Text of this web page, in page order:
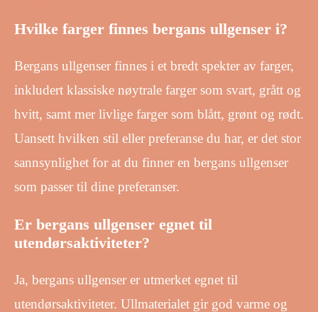
Hvilke farger finnes bergans ullgenser i?
Bergans ullgenser finnes i et bredt spekter av farger,
inkludert klassiske nøytrale farger som svart, grått og
hvitt, samt mer livlige farger som blått, grønt og rødt.
Uansett hvilken stil eller preferanse du har, er det stor
sannsynlighet for at du finner en bergans ullgenser
som passer til dine preferanser.
Er bergans ullgenser egnet til
utendørsaktiviteter?
Ja, bergans ullgenser er utmerket egnet til
utendørsaktiviteter. Ullmaterialet gir god varme og